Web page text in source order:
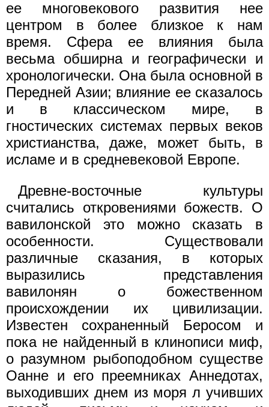
ее многовекового развития нее
центром в более близкое к нам
время. Сфера ее влияния была
весьма обширна и географически и
хронологически. Она была основной в
Передней Азии; влияние ее сказалось
и в классическом мире, в
гностических системах первых веков
христианства, даже, может быть, в
исламе и в средневековой Европе.
Древне-восточные культуры
считались откровениями божеств. О
вавилонской это можно сказать в
особенности. Существовали
различные сказания, в которых
выразились представления
вавилонян о божественном
происхождении их цивилизации.
Известен сохраненный Беросом и
пока не найденный в клинописи миф,
о разумном рыбоподобном существе
Оанне и его преемниках Аннедотах,
выходивших днем из моря л учивших